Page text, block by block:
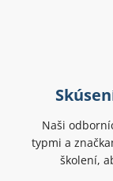
Naši
typmi a
školení,